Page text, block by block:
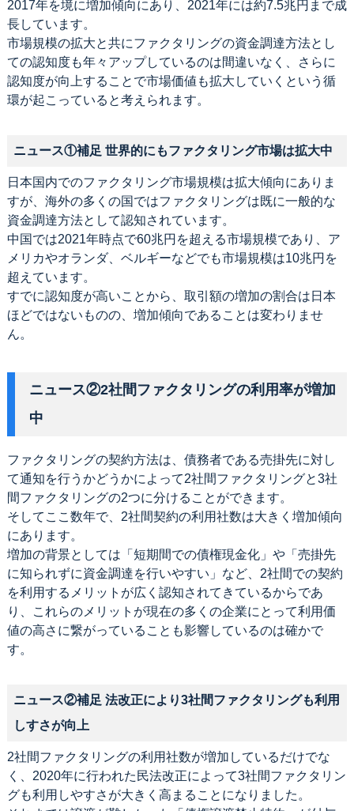
2017年を境に増加傾向にあり、2021年には約7.5兆円まで成
長しています。
市場規模の拡大と共にファクタリングの資金調達方法とし
ての認知度も年々アップしているのは間違いなく、さらに
認知度が向上することで市場価値も拡大していくという循
環が起こっていると考えられます。
ニュース①補足 世界的にもファクタリング市場は拡大中
日本国内でのファクタリング市場規模は拡大傾向にありま
すが、海外の多くの国ではファクタリングは既に一般的な
資金調達方法として認知されています。
中国では2021年時点で60兆円を超える市場規模であり、ア
メリカやオランダ、ベルギーなどでも市場規模は10兆円を
超えています。
すでに認知度が高いことから、取引額の増加の割合は日本
ほどではないものの、増加傾向であることは変わりませ
ん。
ニュース②2社間ファクタリングの利用率が増加
中
ファクタリングの契約方法は、債務者である売掛先に対し
て通知を行うかどうかによって2社間ファクタリングと3社
間ファクタリングの2つに分けることができます。
そしてここ数年で、2社間契約の利用社数は大きく増加傾向
にあります。
増加の背景としては「短期間での債権現金化」や「売掛先
に知られずに資金調達を行いやすい」など、2社間での契約
を利用するメリットが広く認知されてきているからであ
り、これらのメリットが現在の多くの企業にとって利用価
値の高さに繋がっていることも影響しているのは確かで
す。
ニュース②補足 法改正により3社間ファクタリングも利用
しすさが向上
2社間ファクタリングの利用社数が増加しているだけでな
く、2020年に行われた民法改正によって3社間ファクタリン
グも利用しやすさが大きく高まることになりました。